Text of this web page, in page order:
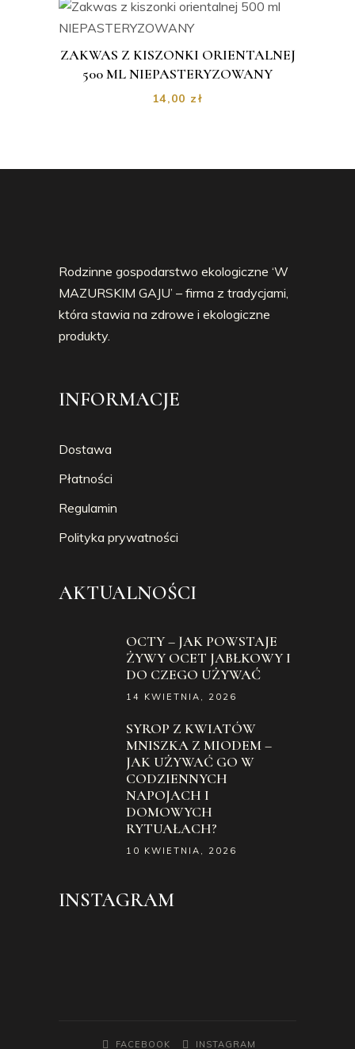
ZAKWAS Z KISZONKI ORIENTALNEJ
500 ML NIEPASTERYZOWANY
14,00 zł
Rodzinne gospodarstwo ekologiczne ‘W
MAZURSKIM GAJU’ – firma z tradycjami,
która stawia na zdrowe i ekologiczne
produkty.
INFORMACJE
Dostawa
Płatności
Regulamin
Polityka prywatności
AKTUALNOŚCI
OCTY – JAK POWSTAJE
ŻYWY OCET JABŁKOWY I
DO CZEGO UŻYWAĆ
14 KWIETNIA, 2026
SYROP Z KWIATÓW
MNISZKA Z MIODEM –
JAK UŻYWAĆ GO W
CODZIENNYCH
NAPOJACH I
DOMOWYCH
RYTUAŁACH?
10 KWIETNIA, 2026
INSTAGRAM
FACEBOOK INSTAGRAM